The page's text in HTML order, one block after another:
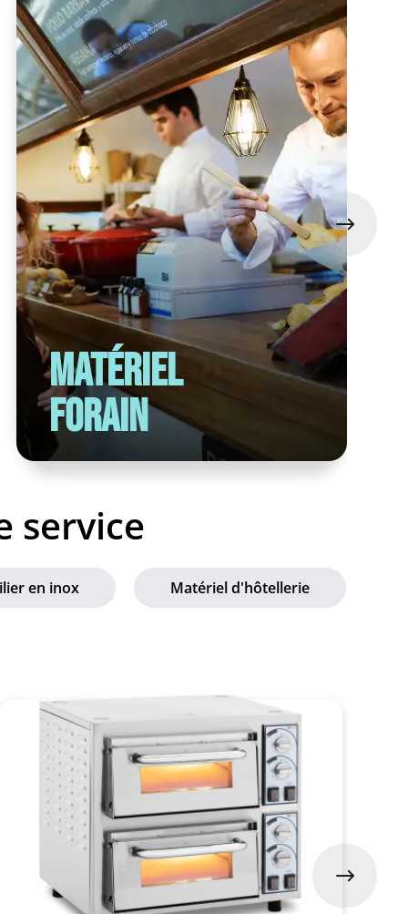
Matériel
forain
service
en inox Matériel d'hôtellerie